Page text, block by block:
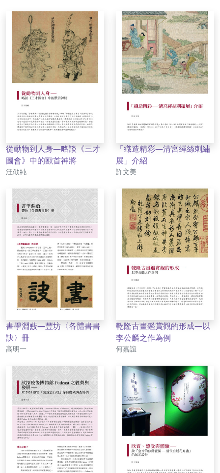
從動物到人身—略談《三才
圖會》中的獸首神將
作者
汪劭純
「織造精彩—清宮緙絲刺繡
展」介紹
作者
許文美
書學淵藪—豐坊〈各體書書
訣〉冊
作者
高明一
乾隆古畫鑑賞觀的形成—以
李公麟之作為例
作者
何嘉誼